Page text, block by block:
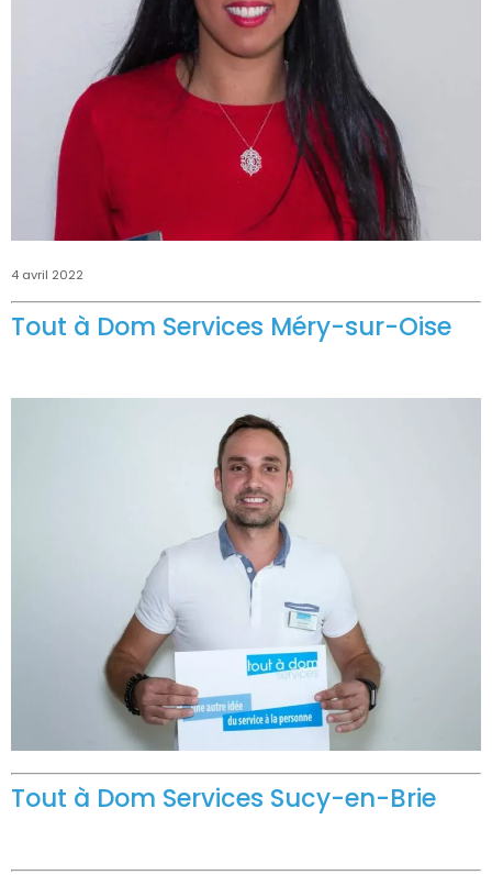
4 avril 2022
Tout à Dom Services Méry-sur-Oise
Tout à Dom Services Sucy-en-Brie